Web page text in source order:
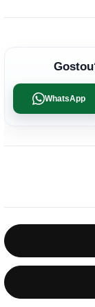
WhatsApp